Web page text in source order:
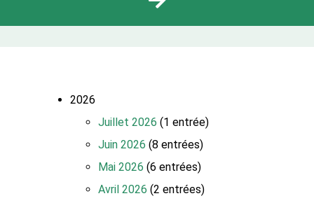
2026
Juillet 2026 (1 entrée)
Juin 2026 (8 entrées)
Mai 2026 (6 entrées)
Avril 2026 (2 entrées)